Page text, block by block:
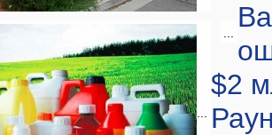
...
$2